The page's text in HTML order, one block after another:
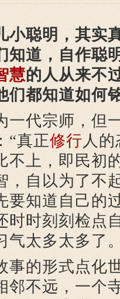
聪明，其实
知道，自作聪
慧的人从来不
们都知道如何
一代宗师，但
“真正修行人
不上，即民初
，自以为了不
要知道自己的
时时刻刻检点
气太多太多了
的形式点化
邻不远，一个